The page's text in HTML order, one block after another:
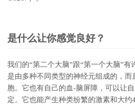
是什么让你感觉良好？
我们的“第二个大脑”跟“第一个大脑”
是由多种不同类型的神经元组成的，而
胞。它也有自己的血-脑屏障，可以让
定。它也能产生种类纷繁的激素和大约